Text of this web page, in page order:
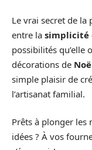
Le vrai secret de la
entre la simplicité
possibilités qu’elle
décorations de
simple plaisir de
l’artisanat familial.
Prêts à plonger les
idées ? À vos